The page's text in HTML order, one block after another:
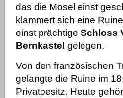
das die Mosel einst
klammert sich eine
einst prächtige Schloss
Bernkastel gelegen.
Von den französischen
gelangte die Ruine im
Privatbesitz. Heute